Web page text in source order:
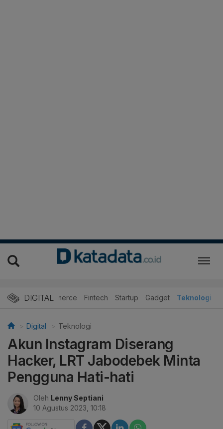
DIGITAL
E-Commerce Fintech Startup Gadget Teknologi
Digital Teknologi
Akun Instagram Diserang
Hacker, LRT Jabodebek Minta
Pengguna Hati-hati
Oleh Lenny Septiani
10 Agustus 2023, 10:18